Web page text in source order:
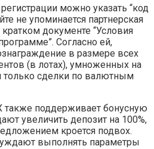
можно указать “код
не упоминается партнерская
документе “Условия
Согласно ей,
в размере всех
(в лотах), умноженных на
только сделки по валютным
также поддерживает бонусную
увеличить депозит на 100%,
кроется подвох.
выполнять параметры